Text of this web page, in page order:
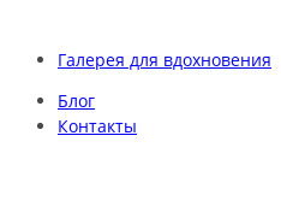
Галерея для вдохновения
Блог
Контакты